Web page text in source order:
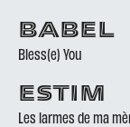
BABEL
Bless(e) You
ESTIM
Les larmes de ma